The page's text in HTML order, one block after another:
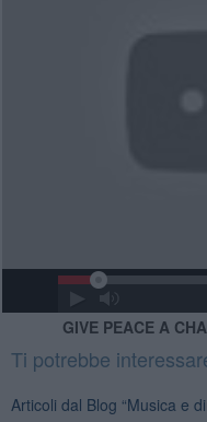
GIVE PEACE A
Ti potrebbe
Articoli dal Blog “Musica e